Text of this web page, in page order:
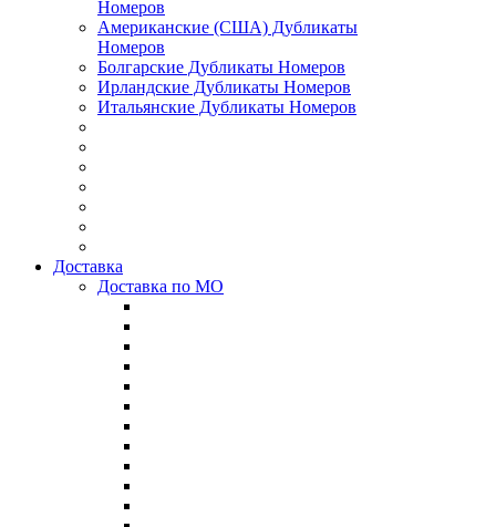
Номеров
Американские (США) Дубликаты
Номеров
Болгарские Дубликаты Номеров
Ирландские Дубликаты Номеров
Итальянские Дубликаты Номеров
Доставка
Доставка по МО